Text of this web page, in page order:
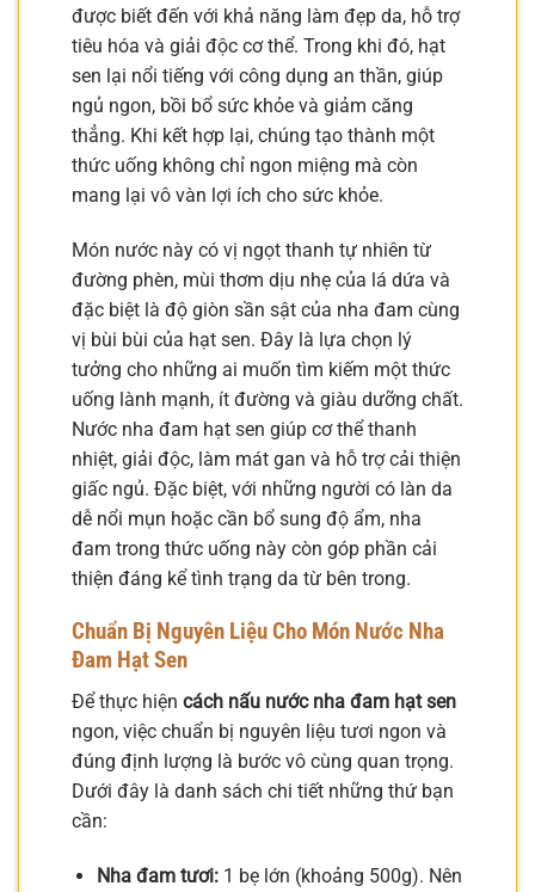
được biết đến với khả năng làm đẹp da, hỗ trợ
tiêu hóa và giải độc cơ thể. Trong khi đó, hạt
sen lại nổi tiếng với công dụng an thần, giúp
ngủ ngon, bồi bổ sức khỏe và giảm căng
thẳng. Khi kết hợp lại, chúng tạo thành một
thức uống không chỉ ngon miệng mà còn
mang lại vô vàn lợi ích cho sức khỏe.
Món nước này có vị ngọt thanh tự nhiên từ
đường phèn, mùi thơm dịu nhẹ của lá dứa và
đặc biệt là độ giòn sần sật của nha đam cùng
vị bùi bùi của hạt sen. Đây là lựa chọn lý
tưởng cho những ai muốn tìm kiếm một thức
uống lành mạnh, ít đường và giàu dưỡng chất.
Nước nha đam hạt sen giúp cơ thể thanh
nhiệt, giải độc, làm mát gan và hỗ trợ cải thiện
giấc ngủ. Đặc biệt, với những người có làn da
dễ nổi mụn hoặc cần bổ sung độ ẩm, nha
đam trong thức uống này còn góp phần cải
thiện đáng kể tình trạng da từ bên trong.
Chuẩn Bị Nguyên Liệu Cho Món Nước Nha
Đam Hạt Sen
Để thực hiện cách nấu nước nha đam hạt sen
ngon, việc chuẩn bị nguyên liệu tươi ngon và
đúng định lượng là bước vô cùng quan trọng.
Dưới đây là danh sách chi tiết những thứ bạn
cần:
Nha đam tươi:1 bẹ lớn (khoảng 500g). Nên